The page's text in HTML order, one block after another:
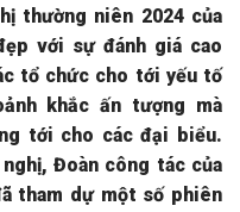
thường niên 2024 của
với sự đánh giá cao
tổ chức cho tới yếu tố
khắc ấn tượng mà
tới cho các đại biểu.
Đoàn công tác của
tham dự một số phiên